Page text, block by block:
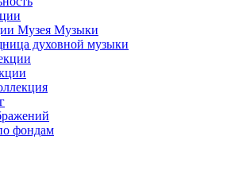
Музея Музыки
духовной музыки
фондам